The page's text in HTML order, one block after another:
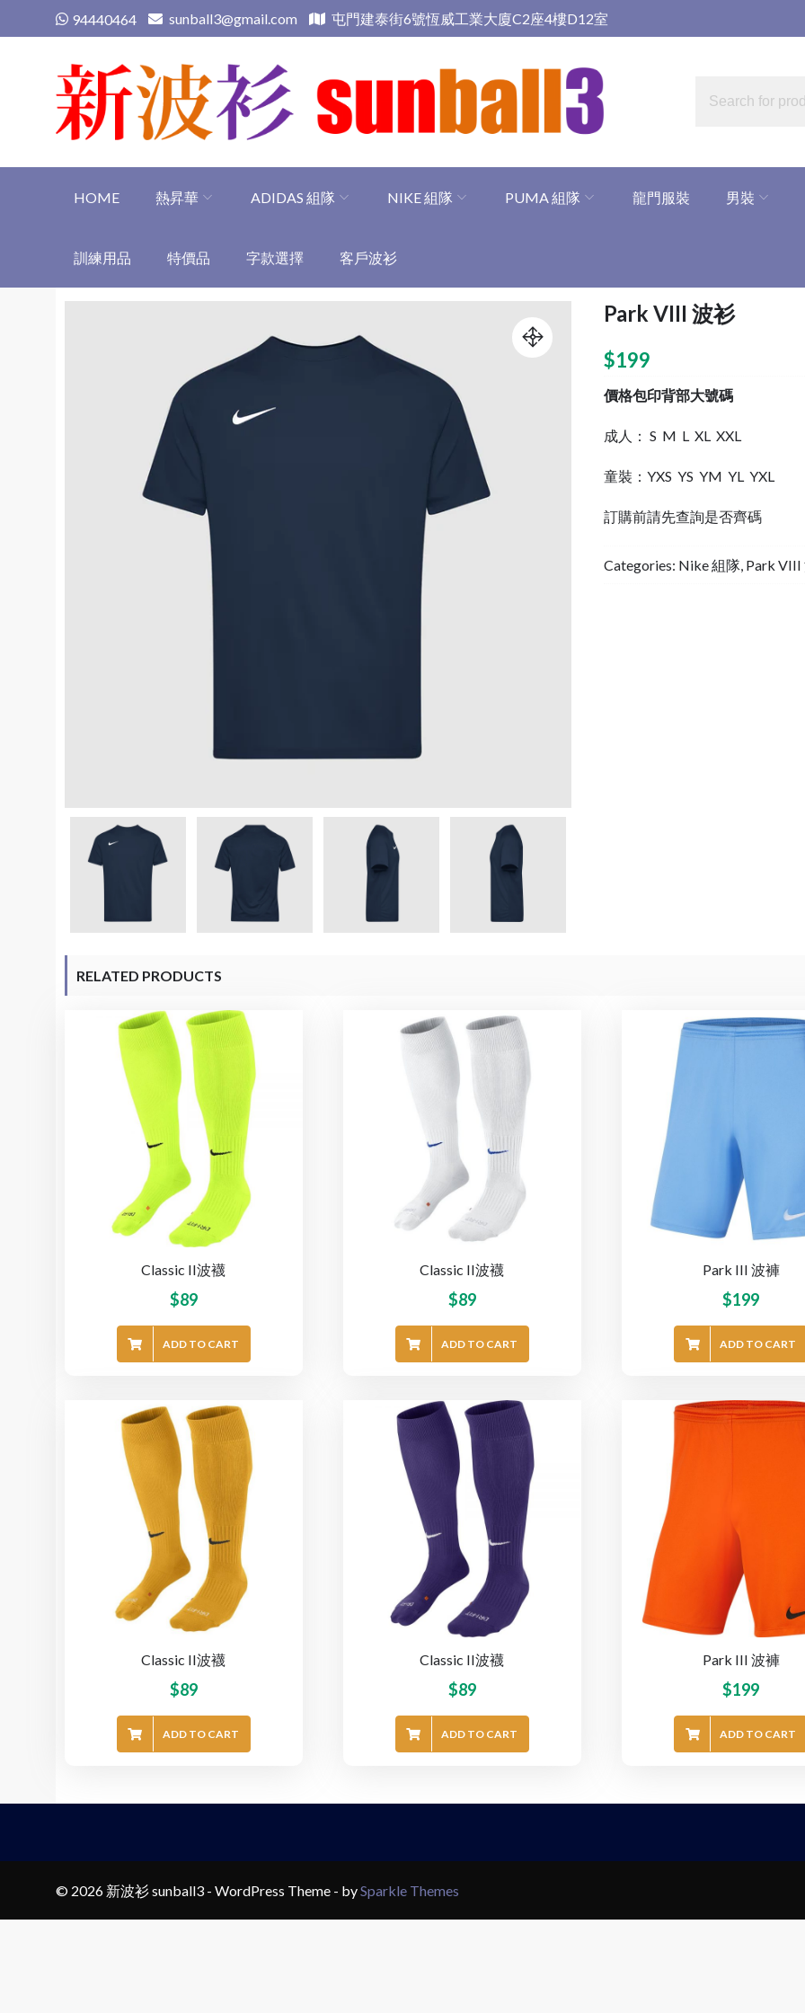
to
94440464 sunball3@gmail.com 屯門建泰街6號恆威工業大廈C2座4樓D12室
HOME 熱昇華 ADIDAS 組隊 NIKE 組隊 PUMA 組隊 龍門服裝 男裝
訓練用品 特價品 字款選擇 客戶波衫
Park VIII 波衫
$199
價格包印背部大號碼
成人： S M L XL XXL
童裝：YXS YS YM YL YXL
訂購前請先查詢是否齊碼
Categories: Nike 組隊 Park VIII
RELATED PRODUCTS
Classic II波襪
$89
ADD TO CART
Classic II波襪
$89
ADD TO CART
Park III 波褲
$199
ADD TO CART
Classic II波襪
$89
ADD TO CART
Classic II波襪
$89
ADD TO CART
Park III 波褲
$199
ADD TO CART
© 2026 新波衫 sunball3 - WordPress Theme - bySparkle Themes